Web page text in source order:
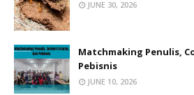
JUNE 30, 2026
Matchmaking Penulis,
Pebisnis
JUNE 10, 2026